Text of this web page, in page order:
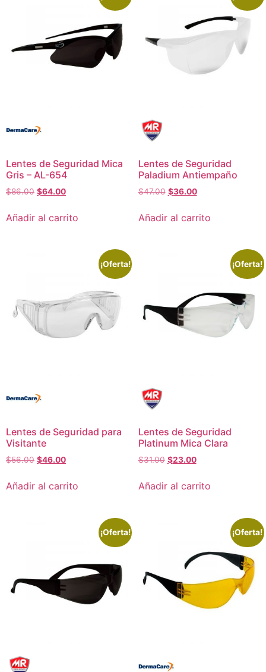
Lentes de Seguridad Mica
Gris – AL-654
$86.00 $64.00
Añadir al carrito
Lentes de Seguridad
Paladium Antiempaño
$47.00 $36.00
Añadir al carrito
¡Oferta!
Lentes de Seguridad para
Visitante
$56.00 $46.00
Añadir al carrito
¡Oferta!
Lentes de Seguridad
Platinum Mica Clara
$31.00 $23.00
Añadir al carrito
¡Oferta! ¡Oferta!